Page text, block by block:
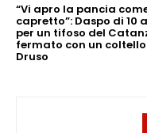
“Vi apro la pancia
capretto”: Daspo di 10
per un tifoso del
fermato con un
Druso